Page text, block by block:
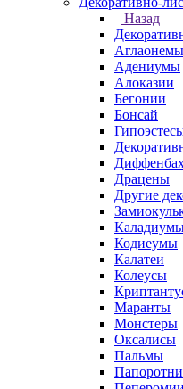
Назад
Аглаонемы
Адениумы
Алоказии
Бегонии
Бонсай
Драцены
Другие
Кодиеумы
Калатеи
Колеусы
Маранты
Монстеры
Оксалисы
Пальмы